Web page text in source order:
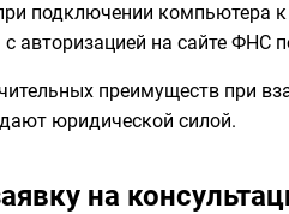
подключении компьютера к
авторизацией на сайте ФНС
преимуществ при
юридической силой.
на